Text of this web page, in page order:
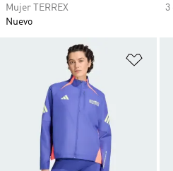
Mujer TERREX
Nuevo
3